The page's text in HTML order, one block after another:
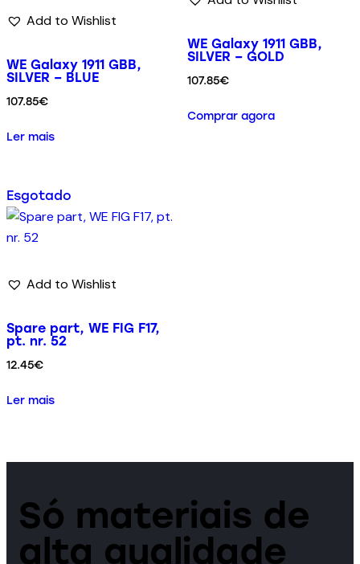
Add to Wishlist
WE Galaxy 1911 GBB,
SILVER – BLUE
107.85€
Ler mais
WE Galaxy 1911 GBB,
SILVER – GOLD
107.85€
Comprar agora
Esgotado
Add to Wishlist
Spare part, WE FIG F17,
pt. nr. 52
12.45€
Ler mais
Só materiais de
alta qualidade